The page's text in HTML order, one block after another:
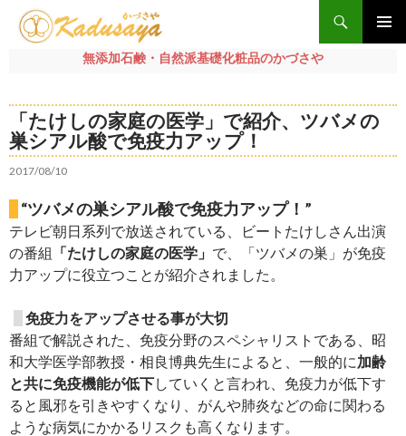
無添加石鹸・自然派基礎化粧品のかづさや
ン
テ
ン
ツ
ス
キ
ッ
プ
「たけしの家庭の医学」で紹介、ツバメの
巣シアル酸で免疫力アップ！
2017/08/10
“ツバメの巣シアル酸で免疫力アップ！”
テレビ朝日系列で放送されている、ビートたけしさん出演
の番組 「たけしの家庭の医学」 で、「ツバメの巣」が免疫
力アップに役立つことが紹介されました。
免疫力をアップさせる事が大切
番組で解説された、免疫分野のスペシャリストである、昭
和大学医学部教授・相良博典先生によると、一般的に加齢
と共に免疫機能が低下していくと言われ、免疫力が低下す
ると風邪を引きやすくなり、がんや肺炎などの命に関わる
ような病気にかかるリスクも高くなります。